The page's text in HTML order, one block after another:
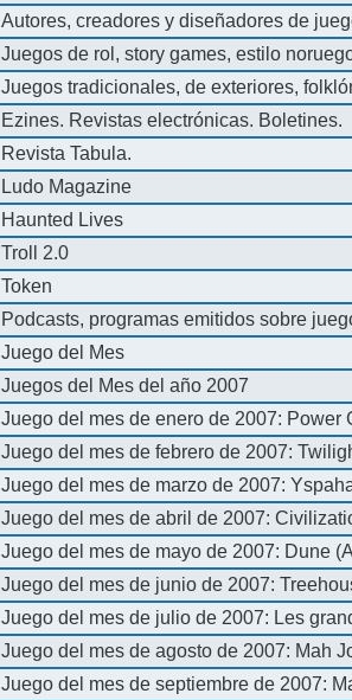
Autores, creadores y diseñadores de
Juegos de rol, story games, estilo
Juegos tradicionales, de exteriores,
Ezines. Revistas electrónicas. Boletines.
Revista Tabula.
Ludo Magazine
Haunted Lives
Troll 2.0
Token
Podcasts, programas emitidos sobre
Juego del Mes
Juegos del Mes del año 2007
Juego del mes de enero de 2007: Power
Juego del mes de febrero de 2007:
Juego del mes de marzo de 2007:
Juego del mes de abril de 2007:
Juego del mes de mayo de 2007: Dune
Juego del mes de junio de 2007:
Juego del mes de julio de 2007: Les
Juego del mes de agosto de 2007: Mah
Juego del mes de septiembre de 2007: